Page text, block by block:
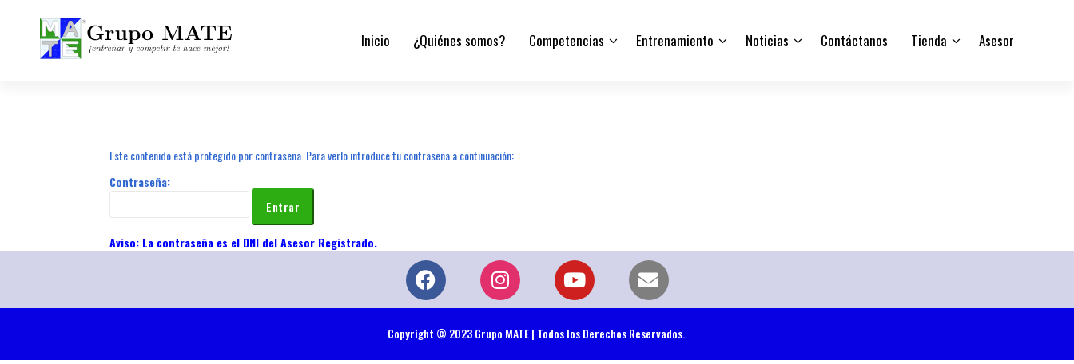
Inicio ¿Quiénes somos? Competencias Entrenamiento Noticias Contáctanos Tienda Asesor
Este contenido está protegido por contraseña. Para verlo introduce tu contraseña a continuación:
Contraseña:
Copyright © 2023 Grupo MATE | Todos los Derechos Reservados.